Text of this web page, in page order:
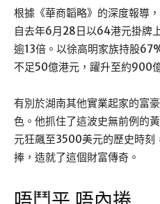
根據《華商韜略》的深度報導
自去年6月28日以64港元掛牌
逾13倍。以徐高明家族持股
不足50億港元，躍升至約900
有別於湖南其他實業起家的富
色。他抓住了這波史無前例的
元狂飆至3500美元的歷史時刻
捧，造就了這個財富傳奇。